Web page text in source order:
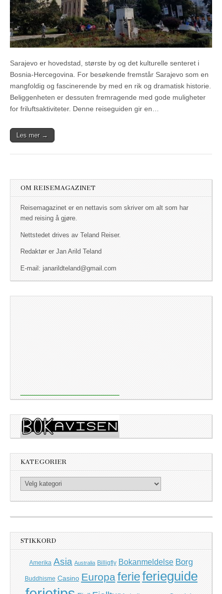
Sarajevo er hovedstad, største by og det kulturelle senteret i
Bosnia-Hercegovina. For besøkende fremstår Sarajevo som en
mangfoldig og fascinerende by med en rik og dramatisk historie.
Beliggenheten er dessuten fremragende med gode muligheter
for friluftsaktiviteter. Denne reiseguiden gir en…
Les mer →
OM REISEMAGAZINET
Reisemagazinet er en nettavis som skriver om alt som har
med reising å gjøre.
Nettstedet drives av Teland Reiser.
Redaktør er Jan Arild Teland
E-mail: janarildteland@gmail.com
KATEGORIER
Kategorier
STIKKORD
Amerika Asia Australia Billigfly Bokanmeldelse Borg
Buddhisme Casino Europa ferieferieguide